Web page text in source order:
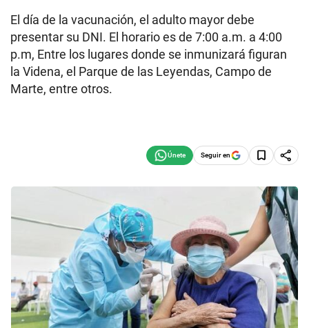
El día de la vacunación, el adulto mayor debe
presentar su DNI. El horario es de 7:00 a.m. a 4:00
p.m, Entre los lugares donde se inmunizará figuran
la Videna, el Parque de las Leyendas, Campo de
Marte, entre otros.
Seguir en